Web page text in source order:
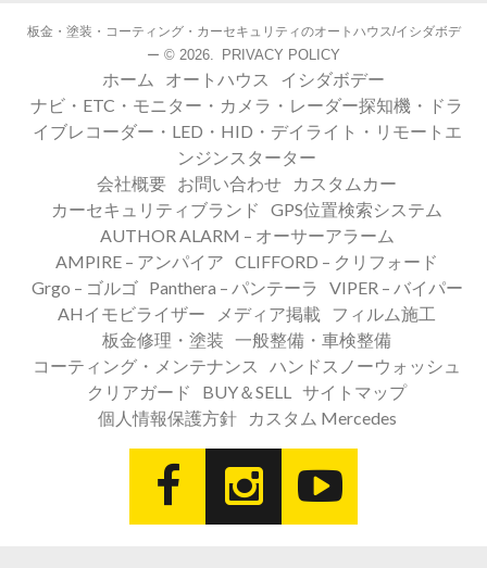
板金・塗装・コーティング・カーセキュリティのオートハウス/イシダボデ
ー © 2026. PRIVACY POLICY
ホーム オートハウス
イシダボデー
ナビ・ETC・モニター・カメラ・レーダー探知機・ドラ
イブレコーダー・LED・HID・デイライト・リモートエ
ンジンスターター
会社概要 お問い合わせ
カスタムカー
カーセキュリティブランド
GPS位置検索システム
AUTHOR ALARM – オーサーアラーム
AMPIRE – アンパイア CLIFFORD – クリフォード
Grgo – ゴルゴ
Panthera – パンテーラ
VIPER – バイパー
AHイモビライザー
メディア掲載
フィルム施工
板金修理・塗装 一般整備・車検整備
コーティング・メンテナンス
ハンドスノーウォッシュ
クリアガード
BUY＆SELL サイトマップ
個人情報保護方針
カスタム Mercedes